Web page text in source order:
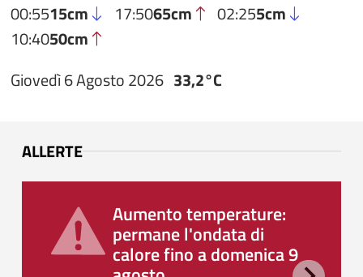
00:5515cm 17:5065cm 02:255cm
10:4050cm
Giovedì 6 Agosto 2026 33,2°C
ALLERTE
Aumento temperature:
permane l'ondata di
calore fino a domenica 9